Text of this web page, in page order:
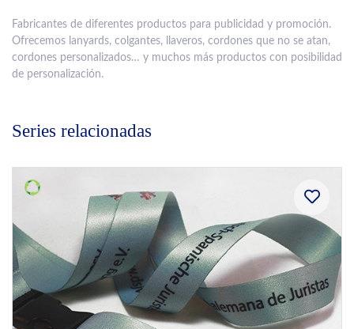
Fabricantes de diferentes productos para publicidad y promoción.
Ofrecemos lanyards, colgantes, llaveros, cordones que no se atan,
cordones personalizados… y muchos más productos con posibilidad
de personalización.
Series relacionadas